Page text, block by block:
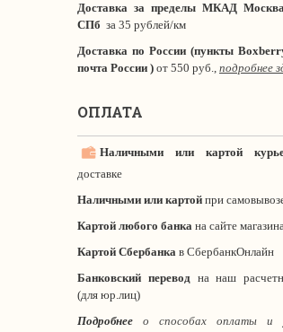
Доставка за пределы МКАД
СПб за 35 рублей/км
Доставка по России (пункты
почта России ) от 550 руб., подробнее
ОПЛАТА
Наличными или картой
доставке
Наличными или картой при
Картой любого банка на сайте
Картой Сбербанка в СбербанкОнлайн
Банковский перевод на наш
(для юр.лиц)
Подробнее о способах оплаты и